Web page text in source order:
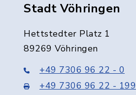
Stadt Vöhringen
Hettstedter Platz 1
89269 Vöhringen
+49 7306 96 22 - 0
+49 7306 96 22 - 199